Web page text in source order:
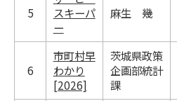
5
スキーパ
ー
麻生 幾
6
市町村早
わかり
[2026]
茨城県政策
企画部統計
課